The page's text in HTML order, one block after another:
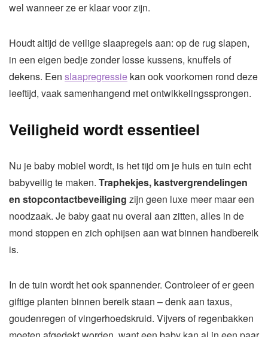
wel wanneer ze er klaar voor zijn.
Houdt altijd de veilige slaapregels aan: op de rug slapen,
in een eigen bedje zonder losse kussens, knuffels of
dekens. Een slaapregressie kan ook voorkomen rond deze
leeftijd, vaak samenhangend met ontwikkelingssprongen.
Veiligheid wordt essentieel
Nu je baby mobiel wordt, is het tijd om je huis en tuin echt
babyveilig te maken. Traphekjes, kastvergrendelingen
en stopcontactbeveiliging zijn geen luxe meer maar een
noodzaak. Je baby gaat nu overal aan zitten, alles in de
mond stoppen en zich ophijsen aan wat binnen handbereik
is.
In de tuin wordt het ook spannender. Controleer of er geen
giftige planten binnen bereik staan – denk aan taxus,
goudenregen of vingerhoedskruid. Vijvers of regenbakken